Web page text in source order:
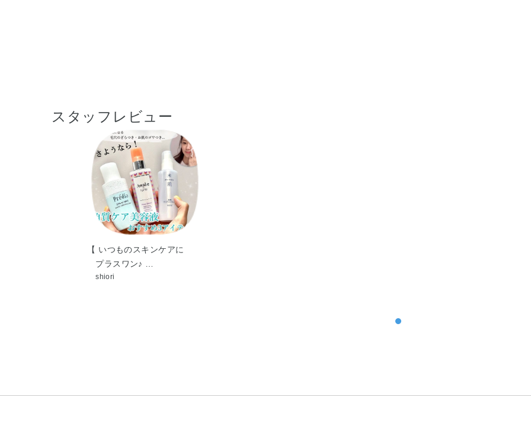
スタッフレビュー
【 いつものスキンケアに
プラスワン♪ …
shiori